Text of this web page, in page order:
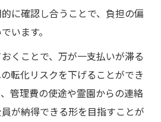
に確認し合うことで、負担の偏
います。
くことで、万が一支払いが滞る
転化リスクを下げることができ
管理費の使途や霊園からの連絡
が納得できる形を目指すことが